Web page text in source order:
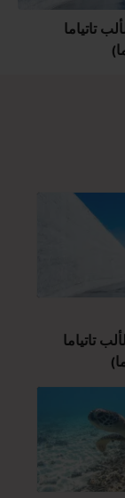
تاتياما
تاتياما